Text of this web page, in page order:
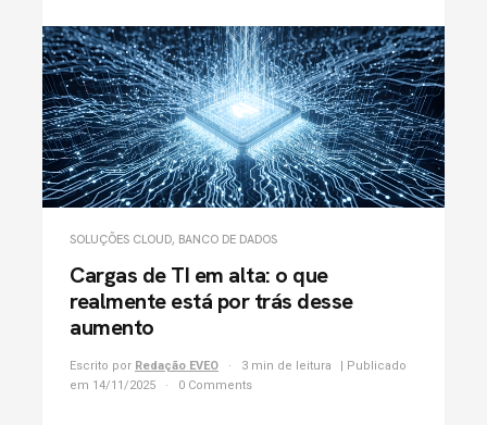
SOLUÇÕES CLOUD, BANCO DE DADOS
Cargas de TI em alta: o que
realmente está por trás desse
aumento
Escrito por Redação EVEO 3 min de leitura
| Publicado
em 14/11/2025
0 Comments